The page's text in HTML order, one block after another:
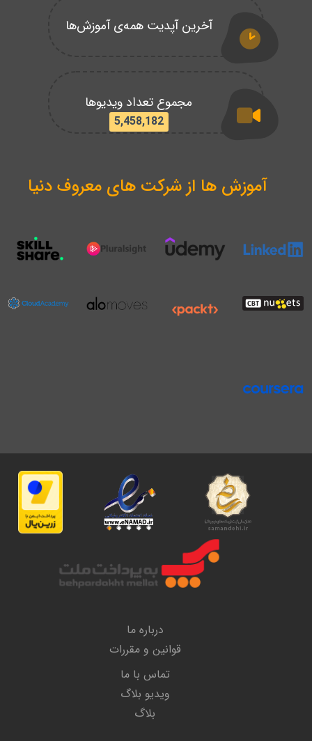
آخرین آپدیت همه‌ی آموزش‌ها
مجموع تعداد ویدیوها
5,458,182
آموزش ها از شرکت های معروف دنیا
درباره ما
قوانین و مقررات
تماس با ما
ویدیو بلاگ
بلاگ